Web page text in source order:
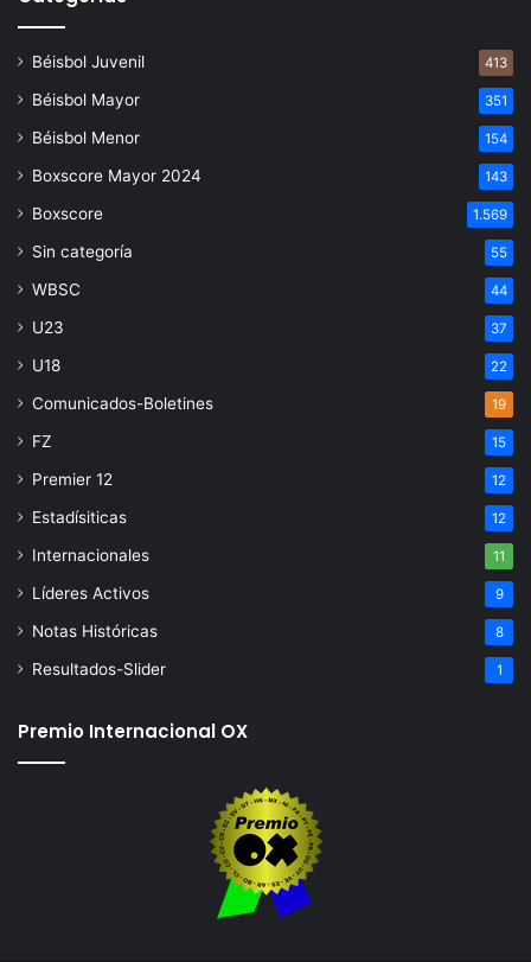
Béisbol Juvenil 413
Béisbol Mayor 351
Béisbol Menor 154
Boxscore Mayor 2024 143
Boxscore 1.569
Sin categoría 55
WBSC 44
U23 37
U18 22
Comunicados-Boletines 19
FZ 15
Premier 12 12
Estadísiticas 12
Internacionales 11
Líderes Activos 9
Notas Históricas 8
Resultados-Slider 1
Premio Internacional OX